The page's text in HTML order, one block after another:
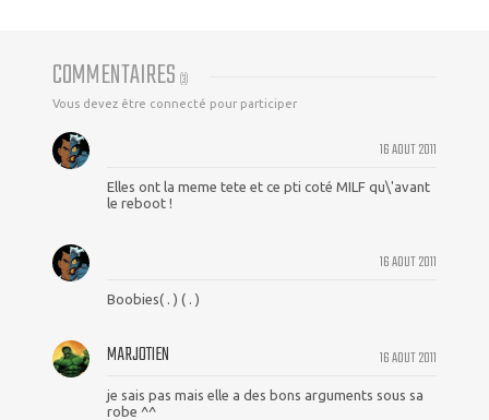
COMMENTAIRES (3)
Vous devez être connecté pour participer
16 AOUT 2011
Elles ont la meme tete et ce pti coté MILF qu\'avant
le reboot !
16 AOUT 2011
Boobies( . ) ( . )
16 AOUT 2011
MARJOTIEN
je sais pas mais elle a des bons arguments sous sa
robe ^^